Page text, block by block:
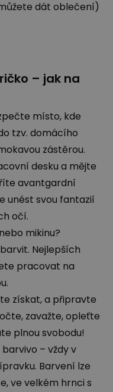
dát oblečení)
– jak na
místo, kde
tzv. domácího
zástěrou.
desku a mějte
avantgardní
unést svou fantazií
očí.
mikinu?
Nejlepších
pracovat na
získat, a připravte
zavažte, opleťte
plnou svobodu!
– vždy v
Barvení lze
ve velkém hrnci s